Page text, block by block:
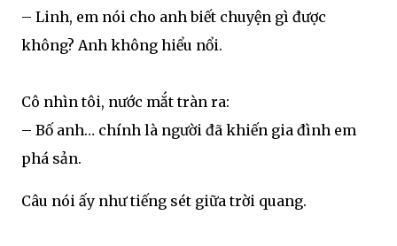
– Linh, em nói cho anh biết chuyện gì được
không? Anh không hiểu nổi.
Cô nhìn tôi, nước mắt tràn ra:
– Bố anh… chính là người đã khiến gia đình em
phá sản.
Câu nói ấy như tiếng sét giữa trời quang.